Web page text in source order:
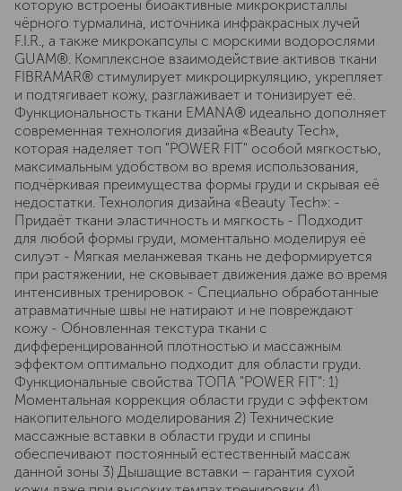
которую встроены биоактивные микрокристаллы
чёрного турмалина, источника инфракрасных лучей
F.I.R., а также микрокапсулы с морскими водорослями
GUAM®. Комплексное взаимодействие активов ткани
FIBRAMAR® стимулирует микроциркуляцию, укрепляет
и подтягивает кожу, разглаживает и тонизирует её.
Функциональность ткани EMANA® идеально дополняет
современная технология дизайна «Beauty Tech»,
которая наделяет топ "POWER FIT" особой мягкостью,
максимальным удобством во время использования,
подчёркивая преимущества формы груди и скрывая её
недостатки. Технология дизайна «Beauty Tech»: -
Придаёт ткани эластичность и мягкость - Подходит
для любой формы груди, моментально моделируя её
силуэт - Мягкая меланжевая ткань не деформируется
при растяжении, не сковывает движения даже во время
интенсивных тренировок - Специально обработанные
атравматичные швы не натирают и не повреждают
кожу - Обновленная текстура ткани с
дифференцированной плотностью и массажным
эффектом оптимально подходит для области груди.
Функциональные свойства ТОПА "POWER FIT": 1)
Моментальная коррекция области груди с эффектом
накопительного моделирования 2) Технические
массажные вставки в области груди и спины
обеспечивают постоянный естественный массаж
данной зоны 3) Дышащие вставки – гарантия сухой